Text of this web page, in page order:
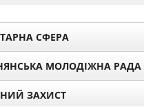
СФЕРА
МОЛОДІЖНА РАДА
ЗАХИСТ